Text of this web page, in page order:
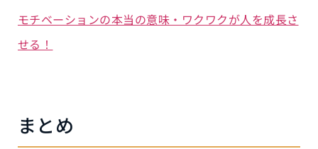
モチベーションの本当の意味・ワクワクが人を成長さ
せる！
まとめ